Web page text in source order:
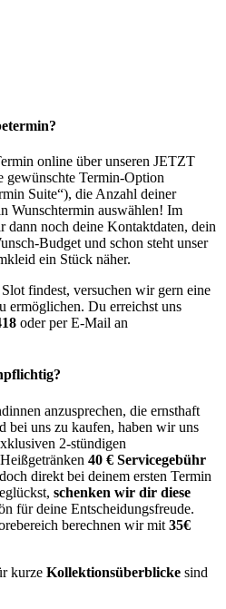
online über unseren JETZT
Termin-Option
Suite“), die Anzahl deiner
Wunschtermin auswählen! Im
dann noch deine Kontaktdaten, dein
Budget und schon steht unser
ein Stück näher.
findest, versuchen wir gern eine
ermöglichen. Du erreichst uns
oder per E-Mail an
anzusprechen, die ernsthaft
bei uns zu kaufen, haben wir uns
2-stündigen
40 € Servicegebühr
direkt bei deinem ersten Termin
schenken wir dir diese
für deine Entscheidungsfreude.
berechnen wir mit 35€
kurze Kollektionsüberblicke sind